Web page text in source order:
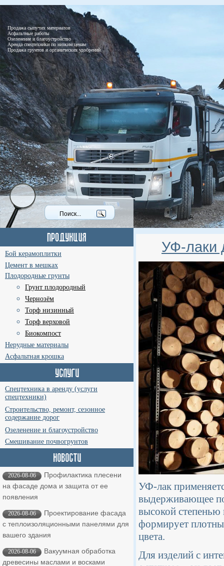
Продажа сыпучих материалов
Асфальтные работы
Озеленение и благоустройство
Аренда спецтехники по низким ценам
Продажа грунтов и органических удобрений
Бой керамоплитки
Цемент в мешках
Плодородные грунты
Грунт плодородный
Чернозём
Торф низинный
Торф верховой
Биокомпост
Нерудные материалы
Асфальтная крошка
Спецтехника в аренду (услуги
спецтехники)
Строительство, ремонт, сезонное
содержание дорог
Озеленение и благоустройство
Смешивание почвогрунтов
2026-08-06
Профилактика плесени
на фасаде дома и защита от ее
появления
2026-08-06
Проектирование фасада
с теплоизоляционными панелями для
вашего здания
2026-08-06
Вакуумная обработка
древесины маслами и восками
УФ-лаки
УФ-лак
выдерживающее
высокой
формирует
цвета.
Для изделий с